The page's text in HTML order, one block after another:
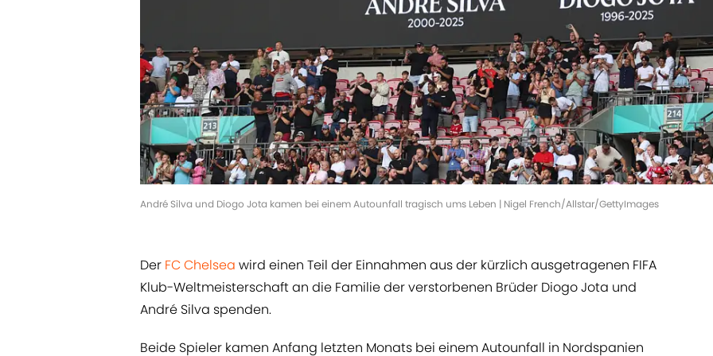
André Silva und Diogo Jota kamen bei einem Autounfall tragisch ums Leben | Nigel French/Allstar/GettyImages
Der FC Chelsea wird einen Teil der Einnahmen aus der kürzlich ausgetragenen FIFA
Klub-Weltmeisterschaft an die Familie der verstorbenen Brüder Diogo Jota und
André Silva spenden.
Beide Spieler kamen Anfang letzten Monats bei einem Autounfall in Nordspanien